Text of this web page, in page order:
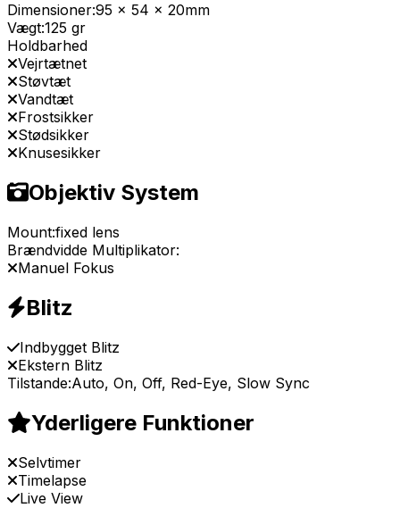
Dimensioner:95 x 54 x 20mm
Vægt:125 gr
Holdbarhed
Vejrtætnet
Støvtæt
Vandtæt
Frostsikker
Stødsikker
Knusesikker
Objektiv System
Mount:fixed lens
Brændvidde Multiplikator:
Manuel Fokus
Blitz
Indbygget Blitz
Ekstern Blitz
Tilstande:Auto, On, Off, Red-Eye, Slow Sync
Yderligere Funktioner
Selvtimer
Timelapse
Live View